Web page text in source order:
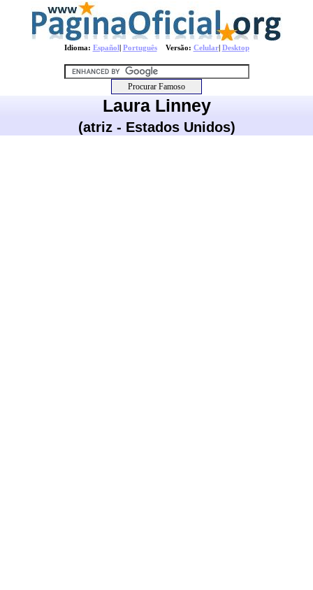
Idioma: Español| PortuguêsVersão: Celular| Desktop
Laura Linney
(atriz - Estados Unidos)